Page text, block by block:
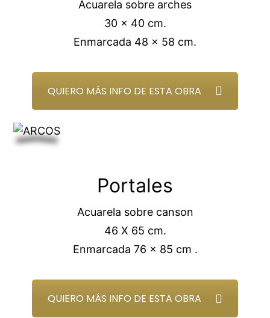
Acuarela sobre arches
30 x 40 cm.
Enmarcada 48 x 58 cm.
QUIERO MÁS INFO DE ESTA OBRA
Portales
Acuarela sobre canson
46 X 65 cm.
Enmarcada 76 x 85 cm .
QUIERO MÁS INFO DE ESTA OBRA